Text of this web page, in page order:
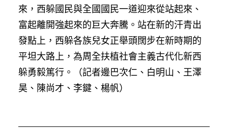
來，西躲國民與全國國民一道迎來從站起來、
富起離開強起來的巨大奔騰。站在新的汗青出
發點上，西躲各族兒女正舉頭闊步在新時期的
平坦大路上，為周全扶植社會主義古代化新西
躲勇毅篤行。（記者邊巴次仁、白明山、王澤
昊、陳尚才、李鍵、楊帆）